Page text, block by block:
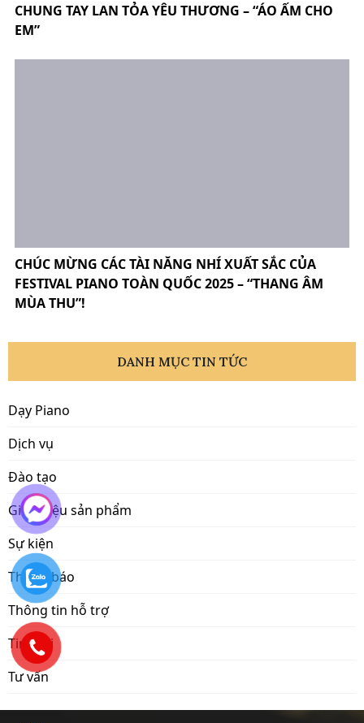
CHUNG TAY LAN TỎA YÊU THƯƠNG – “ÁO ẤM CHO
EM”
CHÚC MỪNG CÁC TÀI NĂNG NHÍ XUẤT SẮC CỦA
FESTIVAL PIANO TOÀN QUỐC 2025 – “THANG ÂM
MÙA THU”!
DANH MỤC TIN TỨC
Dạy Piano
Dịch vụ
Đào tạo
Giới thiệu sản phẩm
Sự kiện
Thông báo
Thông tin hỗ trợ
Tin mới
Tư vấn